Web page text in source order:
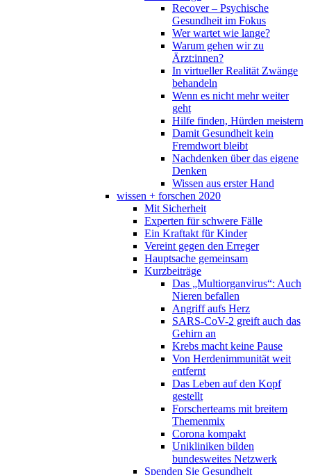
Recover – Psychische
Gesundheit im Fokus
Wer wartet wie lange?
Warum gehen wir zu
Ärzt:innen?
In virtueller Realität Zwänge
behandeln
Wenn es nicht mehr weiter
geht
Hilfe finden, Hürden meistern
Damit Gesundheit kein
Fremdwort bleibt
Nachdenken über das eigene
Denken
Wissen aus erster Hand
wissen + forschen 2020
Mit Sicherheit
Experten für schwere Fälle
Ein Kraftakt für Kinder
Vereint gegen den Erreger
Hauptsache gemeinsam
Kurzbeiträge
Das „Multiorganvirus“: Auch
Nieren befallen
Angriff aufs Herz
SARS-CoV-2 greift auch das
Gehirn an
Krebs macht keine Pause
Von Herdenimmunität weit
entfernt
Das Leben auf den Kopf
gestellt
Forscherteams mit breitem
Themenmix
Corona kompakt
Unikliniken bilden
bundesweites Netzwerk
Spenden Sie Gesundheit